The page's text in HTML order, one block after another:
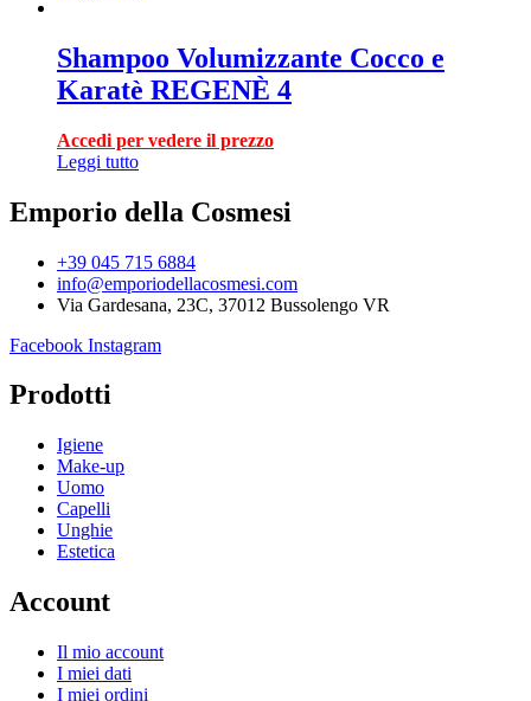
Shampoo Volumizzante Cocco e
Karatè REGENÈ 4
Accedi per vedere il prezzo
Leggi tutto
Emporio della Cosmesi
+39 045 715 6884
info@emporiodellacosmesi.com
Via Gardesana, 23C, 37012 Bussolengo VR
Facebook Instagram
Prodotti
Igiene
Make-up
Uomo
Capelli
Unghie
Estetica
Account
Il mio account
I miei dati
I miei ordini